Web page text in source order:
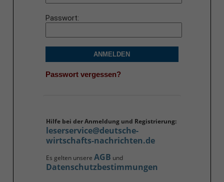
Passwort
ANMELDEN
Passwort vergessen?
Hilfe bei der Anmeldung und Registrierung:
leserservice@deutsche-
wirtschafts-nachrichten.de
Es gelten unsere AGB und
Datenschutzbestimmungen